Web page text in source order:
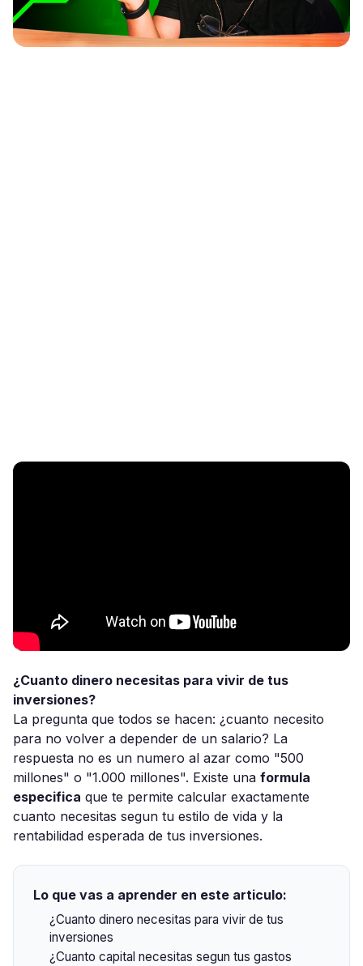
¿Cuanto dinero necesitas para vivir de tus
inversiones?
La pregunta que todos se hacen: ¿cuanto necesito
para no volver a depender de un salario? La
respuesta no es un numero al azar como "500
millones" o "1.000 millones". Existe una formula
especifica que te permite calcular exactamente
cuanto necesitas segun tu estilo de vida y la
rentabilidad esperada de tus inversiones.
Lo que vas a aprender en este articulo:
¿Cuanto dinero necesitas para vivir de tus
inversiones
¿Cuanto capital necesitas segun tus gastos